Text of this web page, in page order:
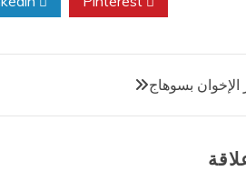
الإخوان بسوهاج